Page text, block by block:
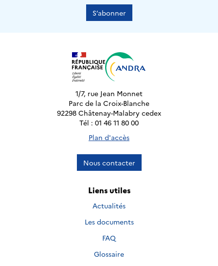
S’abonner
1/7, rue Jean Monnet
Parc de la Croix-Blanche
92298 Châtenay-Malabry cedex
Tél : 01 46 11 80 00
Plan d'accès
Nous contacter
Liens utiles
Actualités
Les documents
FAQ
Glossaire